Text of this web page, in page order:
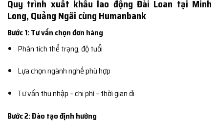
Quy trình xuất khẩu lao động Đài Loan tại Minh
Long, Quảng Ngãi cùng Humanbank
Bước 1: Tư vấn chọn đơn hàng
Phân tích thể trạng, độ tuổi
Lựa chọn ngành nghề phù hợp
Tư vấn thu nhập – chi phí – thời gian đi
Bước 2: Đào tạo định hướng